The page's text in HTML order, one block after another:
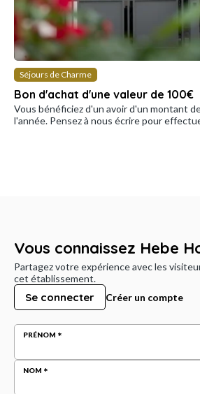
Séjours de Charme
Bon d'achat d'une valeur de 100€
Vous bénéficiez d'un avoir d'un montant
l'année. Pensez à nous écrire pour
Vous connaissez Hebe
Partagez votre expérience avec les
cet établissement.
Se connecter Créer un compte
PRÉNOM
NOM